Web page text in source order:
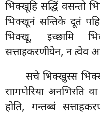
भिक्खूहि सद्धिं वसन्तो
भिक्खूनं सन्तिके दूतं
भिक्खू, इच्छामि
सत्ताहकरणीयेन, न त्वेव
सचेभिक्खुस्स
सामणेरिया अनभिरति
होति, गन्तब्बं